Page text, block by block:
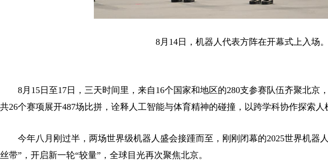
8月14日，机器人代表方阵在开幕式上入场。
8月15日至17日，三天时间里，来自16个国家和地区的280支参赛队伍齐聚北京
共26个赛项展开487场比拼，诠释人工智能与体育精神的碰撞，以跨学科协作探索人
今年八月刚过半，两场世界级机器人盛会接踵而至，刚刚闭幕的2025世界机器
丝带”，开启新一轮“较量”，全球目光再次聚焦北京。